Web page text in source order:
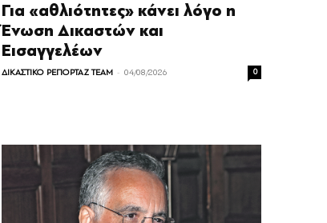
Για «αθλιότητες» κάνει λόγο η
Ένωση Δικαστών και
Εισαγγελέων
ΔΙΚΑΣΤΙΚΟ ΡΕΠΟΡΤΑΖ TEAM - 04/08/2026 0